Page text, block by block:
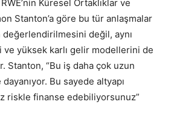
Küresel Ortaklıklar ve
Stanton’a göre bu tür anlaşmalar
değerlendirilmesini değil, aynı
ve yüksek karlı gelir modellerini de
Stanton, “Bu iş daha çok uzun
Bu sayede altyapı
az riskle finanse edebiliyorsunuz”